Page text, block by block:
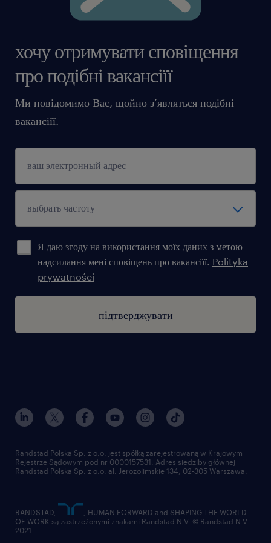
хочу отримувати сповіщення
про подібні вакансіїї
Ми повідомимо Вас, щойно з’являться подібні
вакансіїї.
Я даю згоду на використання моїх даних з метою
надсилання мені сповіщень про вакансіїї. Polityka
prywatności
підтверджувати
Randstad Polska Sp. z o.o. jest spółką zarejestrowaną w Krajowym
Rejestrze Sądowym pod nr 0000157531. Adres siedziby głównej
Randstad Polska Sp. z o.o. al. Jerozolimskie 134, 02-305 Warszawa.
RANDSTAD,
, HUMAN FORWARD and SHAPING THE WORLD
OF WORK są zastrzeżonymi znakami Randstad N.V. © Randstad N.V
2021